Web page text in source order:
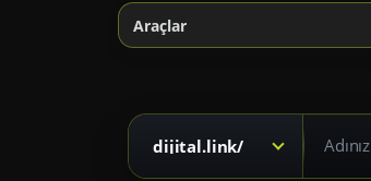
Araçlar
Kısa link için alan adı seçiniz
dijital.link/